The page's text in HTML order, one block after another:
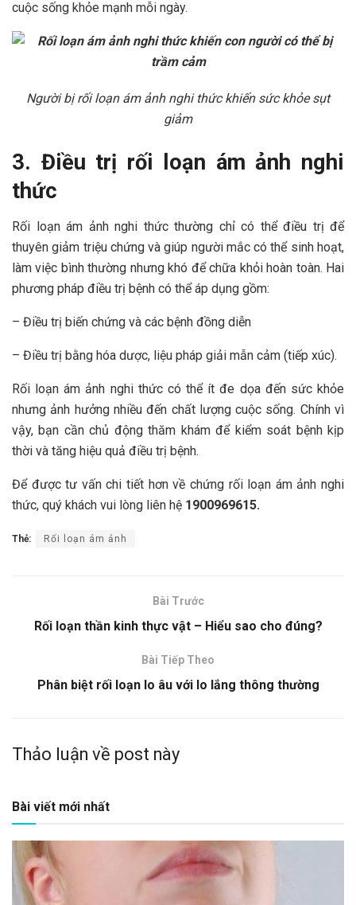
cuộc sống khỏe mạnh mỗi ngày.
Người bị rối loạn ám ảnh nghi thức khiến sức khỏe sụt
giảm
3. Điều trị rối loạn ám ảnh nghi
thức
Rối loạn ám ảnh nghi thức thường chỉ có thể điều trị để
thuyên giảm triệu chứng và giúp người mắc có thể sinh hoạt,
làm việc bình thường nhưng khó để chữa khỏi hoàn toàn. Hai
phương pháp điều trị bệnh có thể áp dụng gồm:
– Điều trị biến chứng và các bệnh đồng diễn
– Điều trị bằng hóa dược, liệu pháp giải mẫn cảm (tiếp xúc).
Rối loạn ám ảnh nghi thức có thể ít đe dọa đến sức khỏe
nhưng ảnh hưởng nhiều đến chất lượng cuộc sống. Chính vì
vậy, bạn cần chủ động thăm khám để kiểm soát bệnh kịp
thời và tăng hiệu quả điều trị bệnh.
Để được tư vấn chi tiết hơn về chứng rối loạn ám ảnh nghi
thức, quý khách vui lòng liên hệ 1900969615.
Thẻ: Rối loạn ám ảnh
Bài Trước
Rối loạn thần kinh thực vật – Hiểu sao cho đúng?
Bài Tiếp Theo
Phân biệt rối loạn lo âu với lo lắng thông thường
Thảo luận về post này
Bài viết mới nhất